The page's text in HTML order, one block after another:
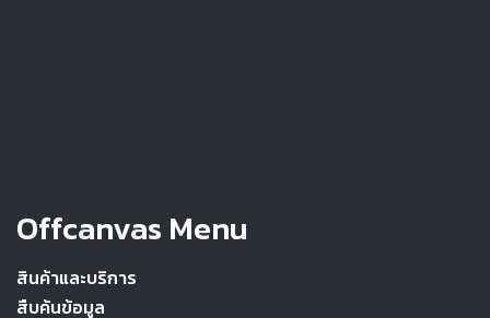
Offcanvas Menu
สินค้าและบริการ
สืบค้นข้อมูล